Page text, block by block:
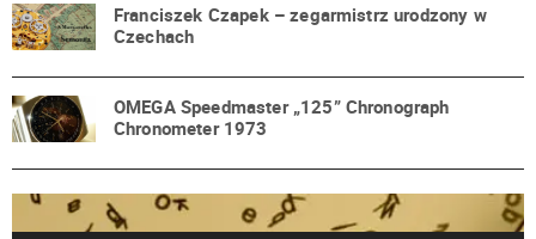
Franciszek Czapek – zegarmistrz urodzony w
Czechach
OMEGA Speedmaster „125” Chronograph
Chronometer 1973